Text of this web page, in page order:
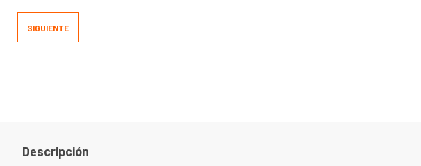
SIGUIENTE
Descripción